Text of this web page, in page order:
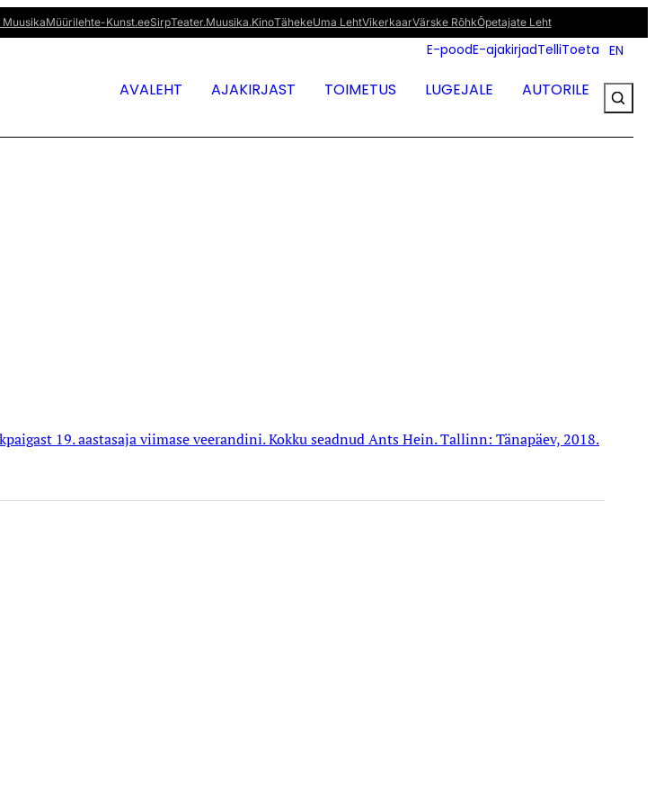
Müürilehte-Kunst.eeSirpTeater.Muusika.KinoTähekeUma LehtVikerkaarVärske RõhkÕpetajate Leht
E-poodE-ajakirjadTelliToeta EN
AVALEHT AJAKIRJAST TOIMETUS LUGEJALE AUTORILE
19. aasta­saja viimase veerandini. Kokku seadnud Ants Hein. Tallinn: Tänapäev, 2018.